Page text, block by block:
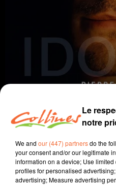
coup de coeur
Le
notre
We and our (447) partnersdo the
your consent and/or our legitimate
information on a device; Use
profiles for personalised
advertising; Measure advertising